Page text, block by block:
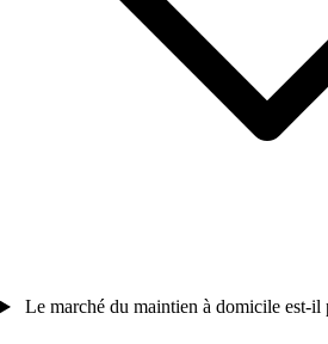
Le marché du maintien à domicile est-il